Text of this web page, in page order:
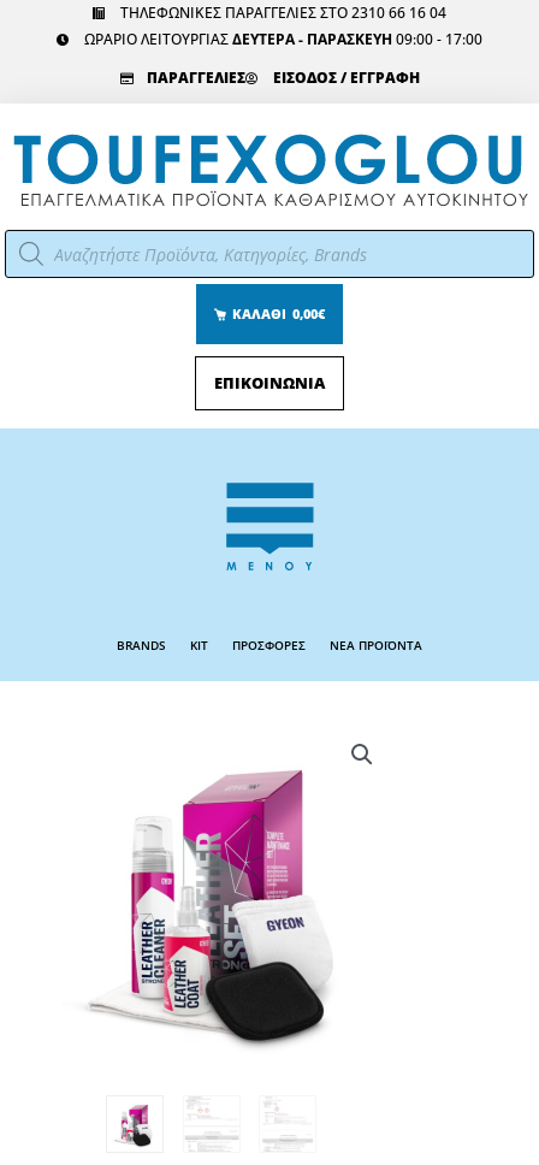
ΤΗΛΕΦΩΝΙΚΕΣ ΠΑΡΑΓΓΕΛΙΕΣ ΣΤΟ 2310 66 16 04
ΩΡΑΡΙΟ ΛΕΙΤΟΥΡΓΙΑΣΔΕΥΤΕΡΑ - ΠΑΡΑΣΚΕΥΗ 09:00 - 17:00
ΠΑΡΑΓΓΕΛΙΕΣ
ΕΙΣΟΔΟΣ / ΕΓΓΡΑΦΗ
Αναζήτηση
προϊόντων
ΚΑΛΑΘΙ 0,00€
ΕΠΙΚΟΙΝΩΝΙΑ
Menu
BRANDS KIT ΠΡΟΣΦΟΡΕΣ ΝΕΑ ΠΡΟΪΟΝΤΑ